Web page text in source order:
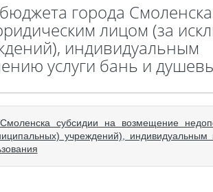
города
лицом (за
индивидуальным
услуги бань и
субсидии на возмещение
учреждений), индивидуальным